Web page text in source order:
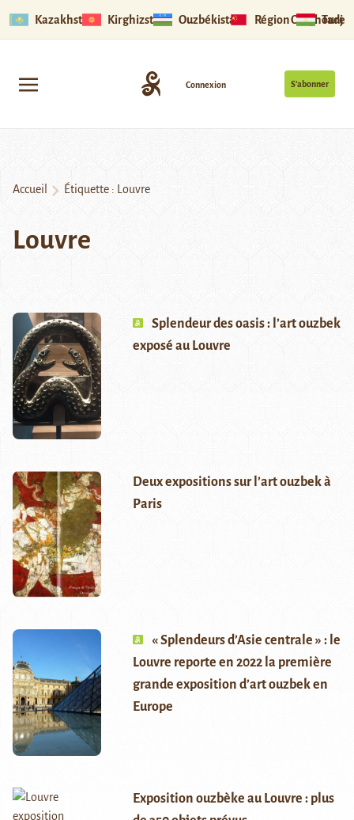
Kazakhstan Kirghizstan Ouzbékistan Région Ouïghoure
S’abonner
Connexion
Accueil Étiquette : Louvre
Louvre
Splendeur des oasis : l’art ouzbek
exposé au Louvre
Deux expositions sur l’art ouzbek à
Paris
« Splendeurs d’Asie centrale » : le
Louvre reporte en 2022 la première
grande exposition d’art ouzbek en
Europe
Exposition ouzbèke au Louvre : plus